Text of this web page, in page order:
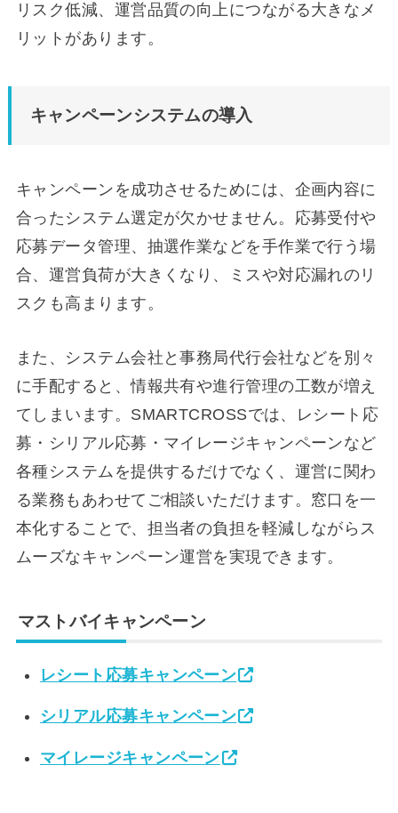
リスク低減、運営品質の向上につながる大きなメ
リットがあります。
キャンペーンシステムの導入
キャンペーンを成功させるためには、企画内容に
合ったシステム選定が欠かせません。応募受付や
応募データ管理、抽選作業などを手作業で行う場
合、運営負荷が大きくなり、ミスや対応漏れのリ
スクも高まります。
また、システム会社と事務局代行会社などを別々
に手配すると、情報共有や進行管理の工数が増え
てしまいます。SMARTCROSSでは、レシート応
募・シリアル応募・マイレージキャンペーンなど
各種システムを提供するだけでなく、運営に関わ
る業務もあわせてご相談いただけます。窓口を一
本化することで、担当者の負担を軽減しながらス
ムーズなキャンペーン運営を実現できます。
マストバイキャンペーン
レシート応募キャンペーン
シリアル応募キャンペーン
マイレージキャンペーン